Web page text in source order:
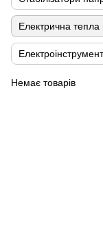
Електрична тепла
Електроінструмент
Немає товарів